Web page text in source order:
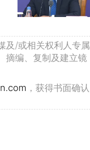
及/或相关权利人专属
摘编、复制及建立镜
，获得书面确认